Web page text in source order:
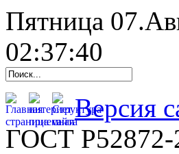
Пятница
02:37:41
Версия
ГОСТ Р52872-